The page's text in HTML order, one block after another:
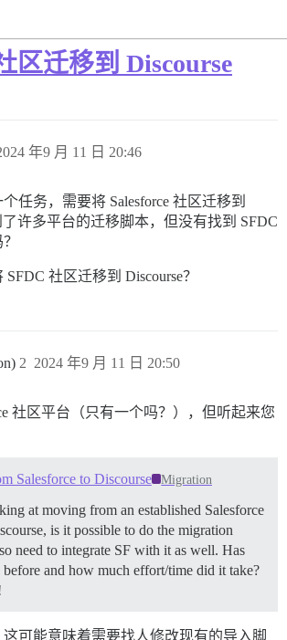
区迁移到 Discourse
年9 月 11 日 20:46
任务，需要将 Salesforce 社区迁移到
了许多平台的迁移脚本，但没有找到 SFDC
社区迁移到 Discourse？
2024 年9 月 11 日 20:50
2
社区平台（只有一个吗？），但听起来您
Salesforce to Discourse Migration
at moving from an established Salesforce
is it possible to do the migration
need to integrate SF with it as well. Has
before and how much effort/time did it take?
可能意味着需要找人修改现有的导入脚